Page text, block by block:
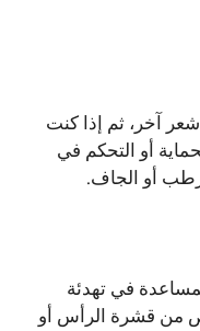
آخر، ثم إذا كنت
أو التحكم في
أو الجاف.
في تهدئة
من قشرة الرأس أو